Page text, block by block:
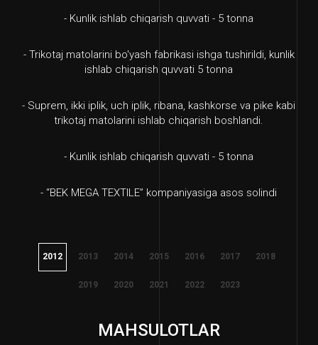
- Kunlik ishlab chiqarish quvvati - 5 tonna
- Trikotaj matolarini bo'yash fabrikasi ishga tushirildi, kunlik
ishlab chiqarish quvvati 5 tonna
- Suprem, ikki iplik, uch iplik, ribana, kashkorse va pike kabi
trikotaj matolarini ishlab chiqarish boshlandi.
- Kunlik ishlab chiqarish quvvati - 5 tonna
- “BEK MEGA TEXTILE” kompaniyasiga asos solindi
2012 2013 2014 2015 2016 2017 2018
2019 2020 2021 2022 2023
MAHSULOTLAR